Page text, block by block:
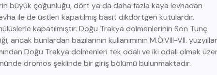
büyük çoğunluğu, dört ya da daha fazla kaya levhadan
ile de üstleri kapatılmış basit dikdörtgen kutulardır.
kapatılmıştır. Doğu Trakya dolmenlerinin Son Tunç
ancak bunlardan bazılarının kullanımının M.Ö.VIII-VII.
Doğu Trakya dolmenleri tek odalı ve iki odalı olmak
dromos şeklinde bir giriş bölümü bulunmaktadır.